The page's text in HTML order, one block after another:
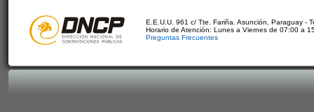
E.E.U.U. 961 c/ Tte. Fariña. Asunción, Paraguay -
Horario de Atención: Lunes a Viernes de 07:00 a
Preguntas Frecuentes